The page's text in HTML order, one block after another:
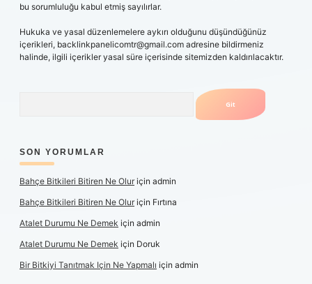
bu sorumluluğu kabul etmiş sayılırlar.
Hukuka ve yasal düzenlemelere aykırı olduğunu düşündüğünüz
içerikleri, backlinkpanelicomtr@gmail.com adresine bildirmeniz
halinde, ilgili içerikler yasal süre içerisinde sitemizden kaldırılacaktır.
SON YORUMLAR
Bahçe Bitkileri Bitiren Ne Oluriçin admin
Bahçe Bitkileri Bitiren Ne Oluriçin Fırtına
Atalet Durumu Ne Demek için admin
Atalet Durumu Ne Demek için Doruk
Bir Bitkiyi Tanıtmak Için Ne Yapmalı için admin